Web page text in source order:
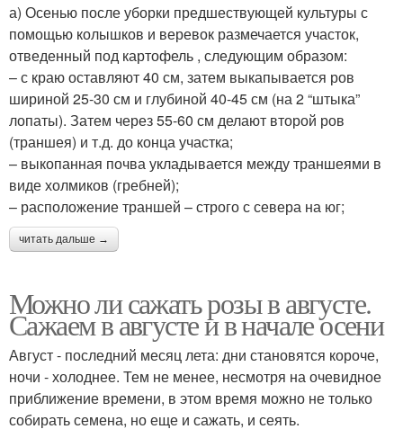
а) Осенью после уборки предшествующей культуры с
помощью колышков и веревок размечается участок,
отведенный под картофель , следующим образом:
– с краю оставляют 40 см, затем выкапывается ров
шириной 25-30 см и глубиной 40-45 см (на 2 “штыка”
лопаты). Затем через 55-60 см делают второй ров
(траншея) и т.д. до конца участка;
– выкопанная почва укладывается между траншеями в
виде холмиков (гребней);
– расположение траншей – строго с севера на юг;
читать дальше →
Можно ли сажать розы в августе.
Сажаем в августе и в начале осени
Август - последний месяц лета: дни становятся короче,
ночи - холоднее. Тем не менее, несмотря на очевидное
приближение времени, в этом время можно не только
собирать семена, но еще и сажать, и сеять.